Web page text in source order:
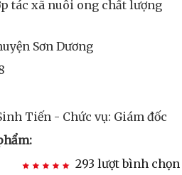
tác xã nuôi ong chất lượng
Sơn Dương
Tiến - Chức vụ: Giám đốc
293 lượt bình chọn